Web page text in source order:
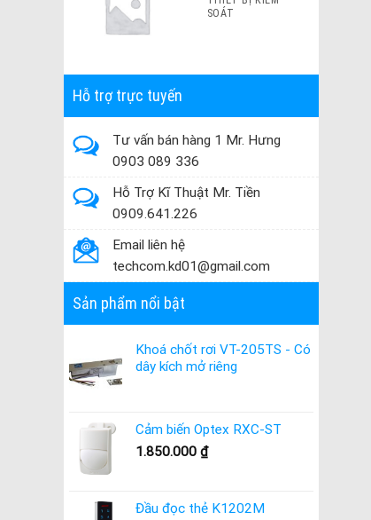
SOÁT
Hỗ trợ trực tuyến
Tư vấn bán hàng 1 Mr. Hưng
0903 089 336
Hỗ Trợ Kĩ Thuật Mr. Tiền
0909.641.226
Email liên hệ
techcom.kd01@gmail.com
Sản phẩm nổi bật
Khoá chốt rơi VT-205TS - Có
dây kích mở riêng
Cảm biến Optex RXC-ST
1.850.000 ₫
Đầu đọc thẻ K1202M